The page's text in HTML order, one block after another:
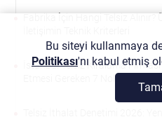
İstanbul Telsiz Kiralama
Etmesi Gereken 7 Nokta
Bu siteyi kullanmaya
Politikası'nı kabul etmiş